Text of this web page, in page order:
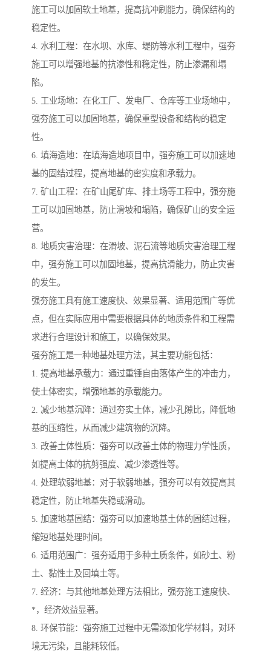
施工可以加固软土地基，提高抗冲刷能力，确保结构的
稳定性。
4. 水利工程：在水坝、水库、堤防等水利工程中，强夯
施工可以增强地基的抗渗性和稳定性，防止渗漏和塌
陷。
5. 工业场地：在化工厂、发电厂、仓库等工业场地中，
强夯施工可以加固地基，确保重型设备和结构的稳定
性。
6. 填海造地：在填海造地项目中，强夯施工可以加速地
基的固结过程，提高地基的密实度和承载力。
7. 矿山工程：在矿山尾矿库、排土场等工程中，强夯施
工可以加固地基，防止滑坡和塌陷，确保矿山的安全运
营。
8. 地质灾害治理：在滑坡、泥石流等地质灾害治理工程
中，强夯施工可以加固地基，提高抗滑能力，防止灾害
的发生。
强夯施工具有施工速度快、效果显著、适用范围广等优
点，但在实际应用中需要根据具体的地质条件和工程需
求进行合理设计和施工，以确保效果。
强夯施工是一种地基处理方法，其主要功能包括：
1. 提高地基承载力：通过重锤自由落体产生的冲击力，
使土体密实，增强地基的承载能力。
2. 减少地基沉降：通过夯实土体，减少孔隙比，降低地
基的压缩性，从而减少建筑物的沉降。
3. 改善土体性质：强夯可以改善土体的物理力学性质，
如提高土体的抗剪强度、减少渗透性等。
4. 处理软弱地基：对于软弱地基，强夯可以有效提高其
稳定性，防止地基失稳或滑动。
5. 加速地基固结：强夯可以加速地基土体的固结过程，
缩短地基处理时间。
6. 适用范围广：强夯适用于多种土质条件，如砂土、粉
土、黏性土及回填土等。
7. 经济：与其他地基处理方法相比，强夯施工速度快、
*，经济效益显著。
8. 环保节能：强夯施工过程中无需添加化学材料，对环
境无污染，且能耗较低。